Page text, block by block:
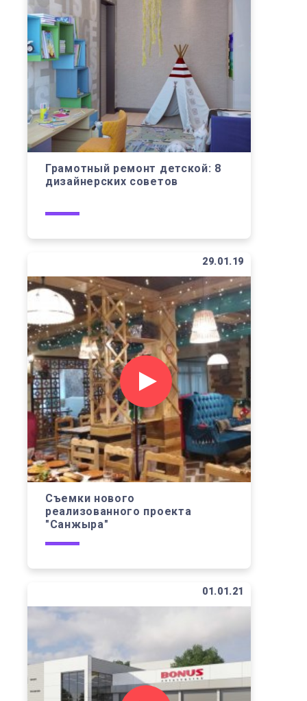
Грамотный ремонт детской: 8
дизайнерских советов
29.01.19
Съемки нового
реализованного проекта
"Санжыра"
01.01.21